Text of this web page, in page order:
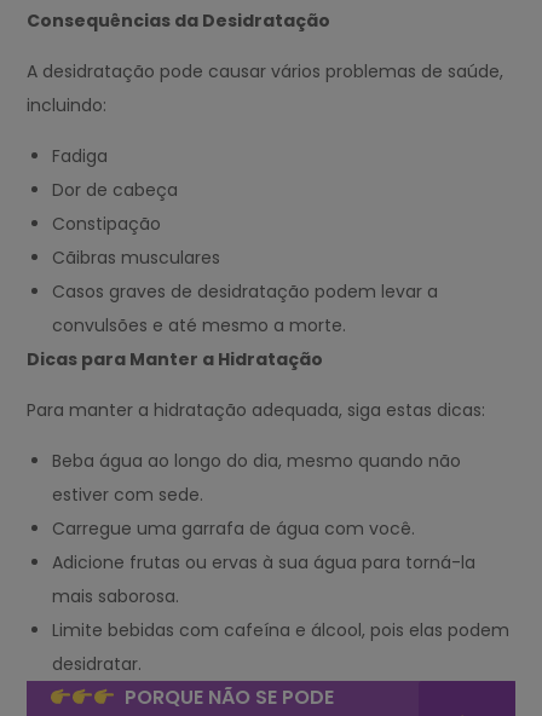
Consequências da Desidratação
A desidratação pode causar vários problemas de saúde,
incluindo:
Fadiga
Dor de cabeça
Constipação
Cãibras musculares
Casos graves de desidratação podem levar a
convulsões e até mesmo a morte.
Dicas para Manter a Hidratação
Para manter a hidratação adequada, siga estas dicas:
Beba água ao longo do dia, mesmo quando não
estiver com sede.
Carregue uma garrafa de água com você.
Adicione frutas ou ervas à sua água para torná-la
mais saborosa.
Limite bebidas com cafeína e álcool, pois elas podem
desidratar.
PORQUE NÃO SE PODE